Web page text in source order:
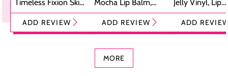
Timeless Fixion Skin
Tint Stick,
Foundation dan
ADD REVIEW
Mocha Lip Balm,
Pelembap Bibir
dengan Aroma
ADD REVIEW
Jelly Vinyl, Lip
Cream Glossy
Ringan
ADD
MORE